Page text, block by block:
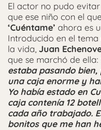
El actor no pudo evitar
que ese niño con el
‘Cuéntame’ ahora es
Introducido en el
la vida, Juan
que se marchó de ella:
estaba pasando
una caja enorme y
Yo había estado en
caja contenía 12
cada año trabajado.
bonitos que me han